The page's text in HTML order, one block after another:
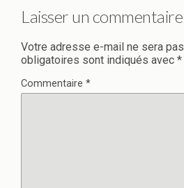
Laisser un commentaire
Votre adresse e-mail ne sera
obligatoires sont indiqués avec *
Commentaire *